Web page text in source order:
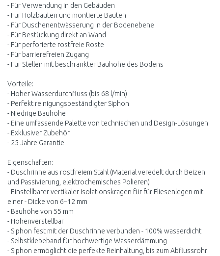
- Für Verwendung in den Gebäuden
- Für Holzbauten und montierte Bauten
- Für Duschenentwässerung in der Bodenebene
- Für Bestückung direkt an Wand
- Für perforierte rostfreie Roste
- Für barrierefreien Zugang
- Für Stellen mit beschränkter Bauhöhe des Bodens
Vorteile:
- Hoher Wasserdurchfluss (bis 68 l/min)
- Perfekt reinigungsbeständigter Siphon
- Niedrige Bauhöhe
- Eine umfassende Palette von technischen und Design-Lösungen
- Exklusiver Zubehör
- 25 Jahre Garantie
Eigenschaften:
- Duschrinne aus rostfreiem Stahl (Material veredelt durch Beizen
und Passivierung, elektrochemisches Polieren)
- Einstellbarer vertikaler Isolationskragen für für Fliesenlegen mit
einer - Dicke von 6–12 mm
- Bauhöhe von 55 mm
- Höhenverstellbar
- Siphon fest mit der Duschrinne verbunden - 100% wasserdicht
- Selbstklebeband für hochwertige Wasserdämmung
- Siphon ermöglicht die perfekte Reinhaltung, bis zum Abflussrohr